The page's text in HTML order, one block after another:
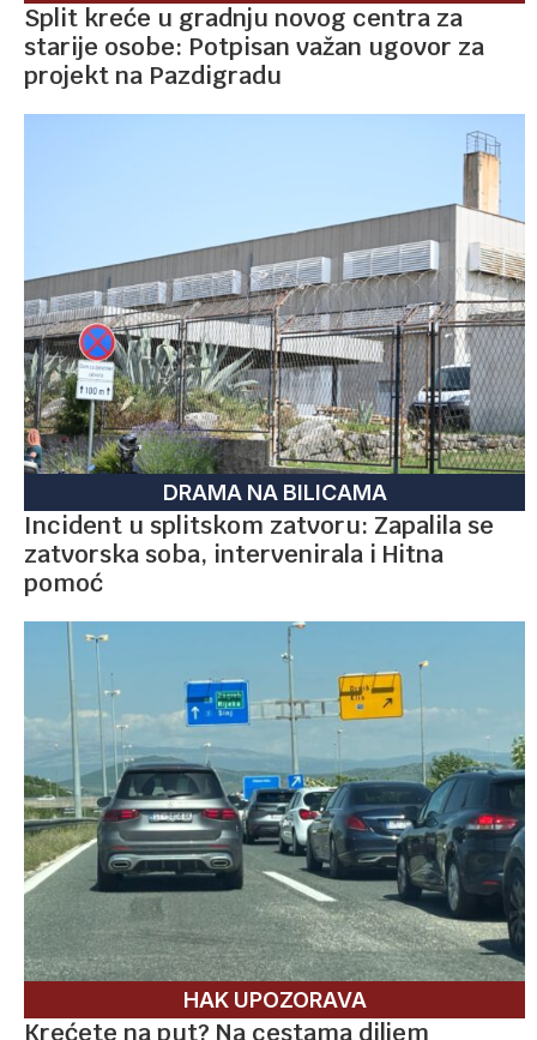
Split kreće u gradnju novog centra za
starije osobe: Potpisan važan ugovor za
projekt na Pazdigradu
DRAMA NA BILICAMA
Incident u splitskom zatvoru: Zapalila se
zatvorska soba, intervenirala i Hitna
pomoć
HAK UPOZORAVA
Krećete na put? Na cestama diljem